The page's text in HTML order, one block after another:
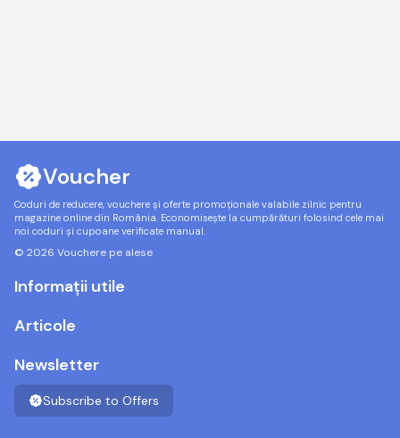
Voucher
Coduri de reducere, vouchere și oferte promoționale valabile zilnic pentru
magazine online din România. Economisește la cumpărături folosind cele mai
noi coduri și cupoane verificate manual.
© 2026 Vouchere pe alese
Informații utile
Articole
Newsletter
Subscribe to Offers